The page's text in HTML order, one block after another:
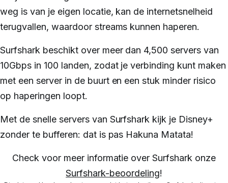
weg is van je eigen locatie, kan de internetsnelheid
terugvallen, waardoor streams kunnen haperen.
Surfshark beschikt over meer dan 4,500 servers van
10Gbps in 100 landen, zodat je verbinding kunt maken
met een server in de buurt en een stuk minder risico
op haperingen loopt.
Met de snelle servers van Surfshark kijk je Disney+
zonder te bufferen: dat is pas Hakuna Matata!
Check voor meer informatie over Surfshark onze
Surfshark-beoordeling!